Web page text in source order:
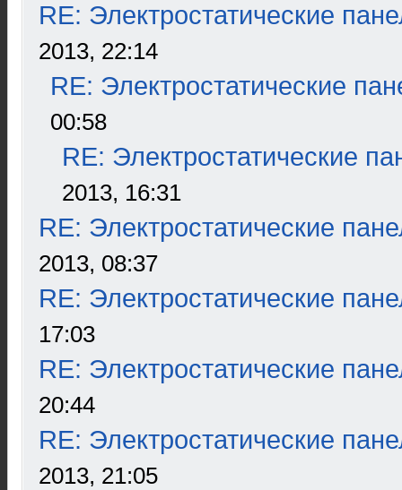
RE: Электростатические
2013, 22:14
RE: Электростатические
00:58
RE: Электростатические
2013, 16:31
RE: Электростатические
2013, 08:37
RE: Электростатические
17:03
RE: Электростатические
20:44
RE: Электростатические
2013, 21:05